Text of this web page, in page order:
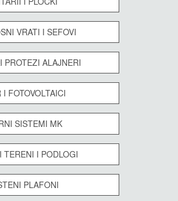
VRATI I SEFOVI
PROTEZI ALAJNERI
I FOTOVOLTAICI
SISTEMI MK
TERENI I PODLOGI
PLAFONI